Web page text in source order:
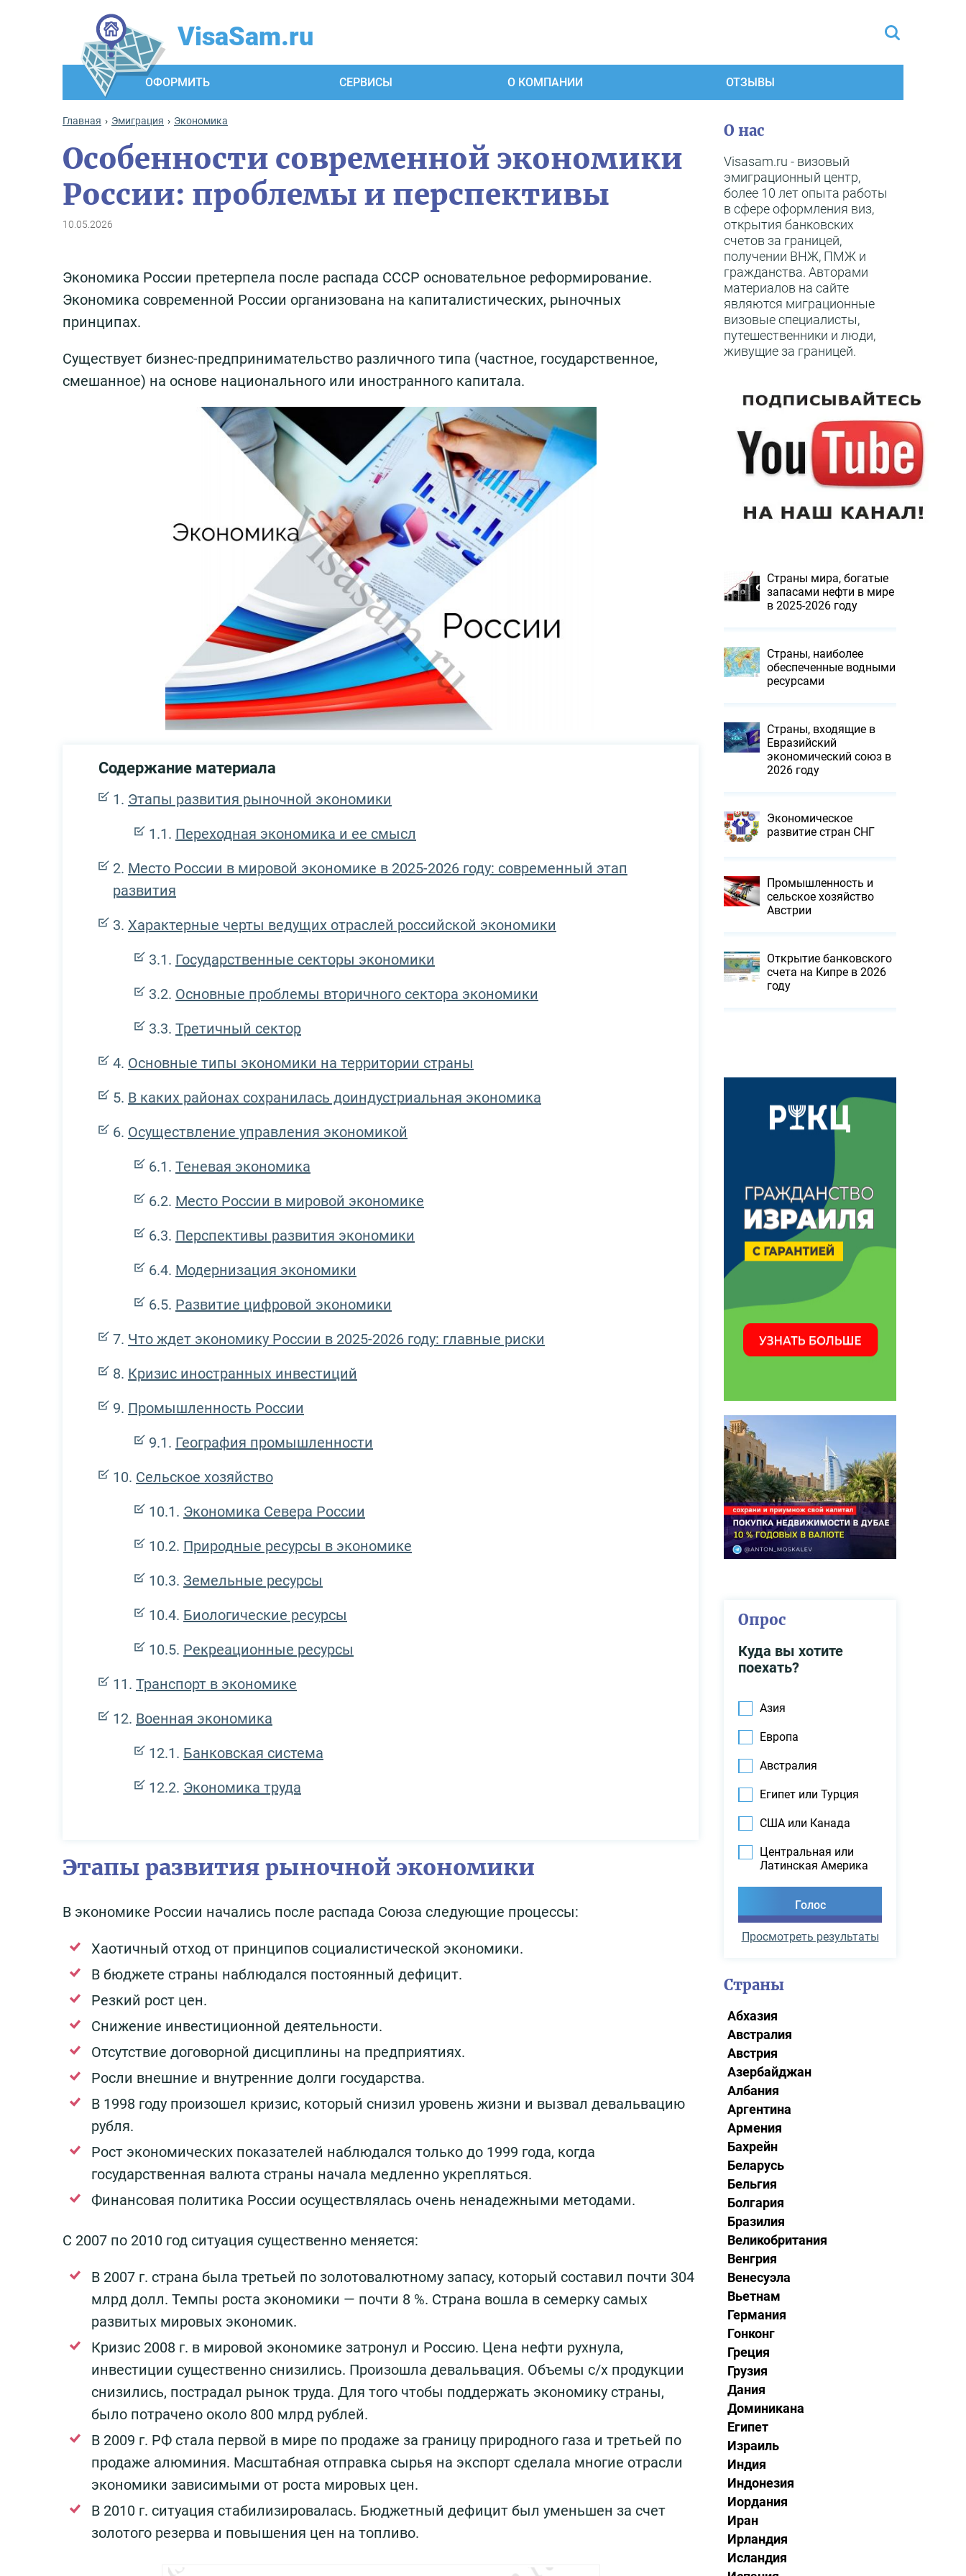
VisaSam.ru
ОФОРМИТЬ СЕРВИСЫ О КОМПАНИИ ОТЗЫВЫ
Главная Эмиграция Экономика
Особенности современной экономики
России: проблемы и перспективы
10.05.2026
Экономика России претерпела после распада СССР основательное реформирование.
Экономика современной России организована на капиталистических, рыночных
принципах.
Существует бизнес-предпринимательство различного типа (частное, государственное,
смешанное) на основе национального или иностранного капитала.
Содержание материала
Этапы развития рыночной экономики
Переходная экономика и ее смысл
Место России в мировой экономике в 2025-2026 году: современный этап
развития
Характерные черты ведущих отраслей российской экономики
Государственные секторы экономики
Основные проблемы вторичного сектора экономики
Третичный сектор
Основные типы экономики на территории страны
В каких районах сохранилась доиндустриальная экономика
Осуществление управления экономикой
Теневая экономика
Место России в мировой экономике
Перспективы развития экономики
Модернизация экономики
Развитие цифровой экономики
Что ждет экономику России в 2025-2026 году: главные риски
Кризис иностранных инвестиций
Промышленность России
География промышленности
Сельское хозяйство
Экономика Севера России
Природные ресурсы в экономике
Земельные ресурсы
Биологические ресурсы
Рекреационные ресурсы
Транспорт в экономике
Военная экономика
Банковская система
Экономика труда
Этапы развития рыночной экономики
В экономике России начались после распада Союза следующие процессы:
Хаотичный отход от принципов социалистической экономики.
В бюджете страны наблюдался постоянный дефицит.
Резкий рост цен.
Снижение инвестиционной деятельности.
Отсутствие договорной дисциплины на предприятиях.
Росли внешние и внутренние долги государства.
В 1998 году произошел кризис, который снизил уровень жизни и вызвал девальвацию
рубля.
Рост экономических показателей наблюдался только до 1999 года, когда
государственная валюта страны начала медленно укрепляться.
Финансовая политика России осуществлялась очень ненадежными методами.
С 2007 по 2010 год ситуация существенно меняется:
В 2007 г. страна была третьей по золотовалютному запасу, который составил почти 304
млрд долл. Темпы роста экономики — почти 8 %. Страна вошла в семерку самых
развитых мировых экономик.
Кризис 2008 г. в мировой экономике затронул и Россию. Цена нефти рухнула,
инвестиции существенно снизились. Произошла девальвация. Объемы с/х продукции
снизились, пострадал рынок труда. Для того чтобы поддержать экономику страны,
было потрачено около 800 млрд рублей.
В 2009 г. РФ стала первой в мире по продаже за границу природного газа и третьей по
продаже алюминия. Масштабная отправка сырья на экспорт сделала многие отрасли
экономики зависимыми от роста мировых цен.
В 2010 г. ситуация стабилизировалась. Бюджетный дефицит был уменьшен за счет
золотого резерва и повышения цен на топливо.
О нас
Visasam.ru - визовый
эмиграционный центр,
более 10 лет опыта работы
в сфере оформления виз,
открытия банковских
счетов за границей,
получении ВНЖ, ПМЖ и
гражданства. Авторами
материалов на сайте
являются миграционные
визовые специалисты,
путешественники и люди,
живущие за границей.
Страны мира, богатые
запасами нефти в мире
в 2025-2026 году
Страны, наиболее
обеспеченные водными
ресурсами
Страны, входящие в
Евразийский
экономический союз в
2026 году
Экономическое
развитие стран СНГ
Промышленность и
сельское хозяйство
Австрии
Открытие банковского
счета на Кипре в 2026
году
Опрос
Куда вы хотите
поехать?
Азия
Европа
Австралия
Египет или Турция
США или Канада
Центральная или
Латинская Америка
Просмотреть результаты
Страны
Абхазия
Австралия
Австрия
Азербайджан
Албания
Аргентина
Армения
Бахрейн
Беларусь
Бельгия
Болгария
Бразилия
Великобритания
Венгрия
Венесуэла
Вьетнам
Германия
Гонконг
Греция
Грузия
Дания
Доминикана
Египет
Израиль
Индия
Индонезия
Иордания
Иран
Ирландия
Исландия